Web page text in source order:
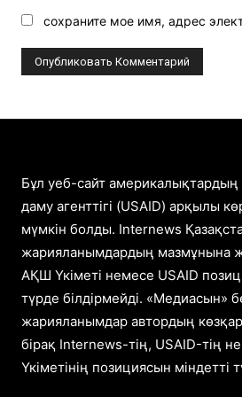
сохраните мое имя, адрес
Бұл уеб-сайт
даму агенттігі (USAID) арқылы
мүмкін болды. Internews
жарияланымдардың мазмұнына
АҚШ Үкіметі немесе USAID
түрде білдірмейді. «Медиасын»
жарияланымдар автордың
бірақ Internews-тің, USAID-тің
Үкіметінің позициясын міндетті